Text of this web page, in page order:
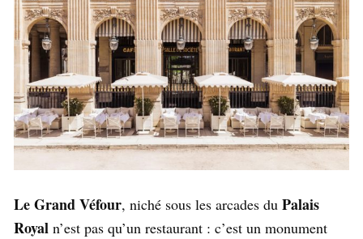
Le Grand Véfour, niché sous les arcades du Palais
Royal n’est pas qu’un restaurant : c’est un monument